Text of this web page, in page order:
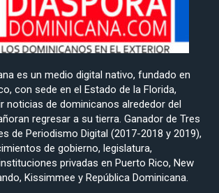
es un medio digital nativo, fundado en
con sede en el Estado de la Florida,
noticias de dominicanos alrededor del
regresar a su tierra. Ganador de Tres
de Periodismo Digital (2017-2018 y 2019),
de gobierno, legislatura,
privadas en Puerto Rico, New
Kissimmee y República Dominicana.